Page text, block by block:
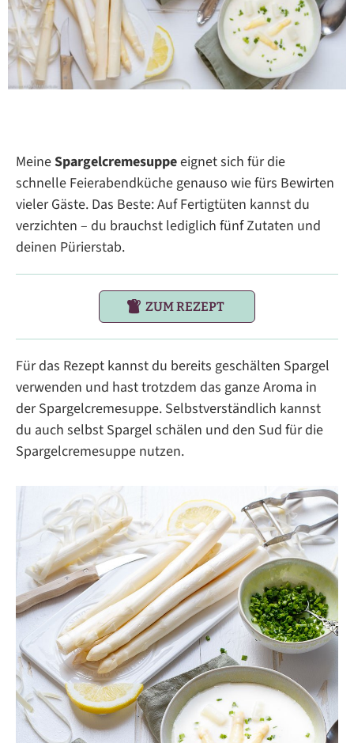
MeineSpargelcremesuppeeignet sich für die
schnelle Feierabendküche genauso wie fürs Bewirten
vieler Gäste. Das Beste: Auf Fertigtüten kannst du
verzichten – du brauchst lediglich fünf Zutaten und
deinen Pürierstab.
ZUM REZEPT
Für das Rezept kannst du bereits geschälten Spargel
verwenden und hast trotzdem das ganze Aroma in
der Spargelcremesuppe. Selbstverständlich kannst
du auch selbst Spargel schälen und den Sud für die
Spargelcremesuppe nutzen.